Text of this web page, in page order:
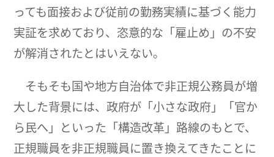
っても面接および従前の勤務実績に基づく能力
実証を求めており、恣意的な「雇止め」の不安
が解消されたとはいえない。
そもそも国や地方自治体で非正規公務員が増
大した背景には、政府が「小さな政府」「官か
ら民へ」といった「構造改革」路線のもとで、
正規職員を非正規職員に置き換えてきたことに